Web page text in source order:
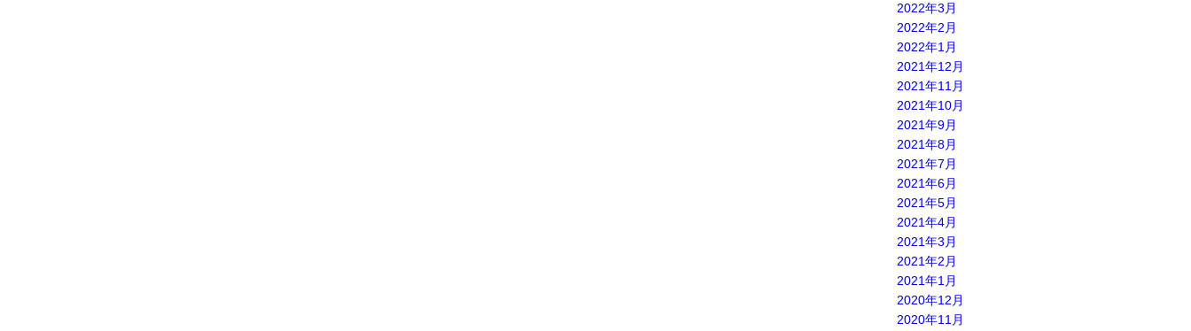
2022年3月
2022年2月
2022年1月
2021年12月
2021年11月
2021年10月
2021年9月
2021年8月
2021年7月
2021年6月
2021年5月
2021年4月
2021年3月
2021年2月
2021年1月
2020年12月
2020年11月